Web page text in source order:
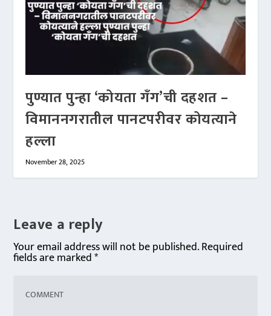
पुण्यात पुन्हा ‘कोयता गँग’ची दहशत –
विमाननगरातील पानटपरीवर कोयत्याने
हल्ला
November 28, 2025
Leave a reply
Your email address will not be published.Required
fields are marked*